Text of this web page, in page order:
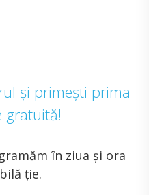
și primești prima
gratuită!
în ziua și ora
ție.